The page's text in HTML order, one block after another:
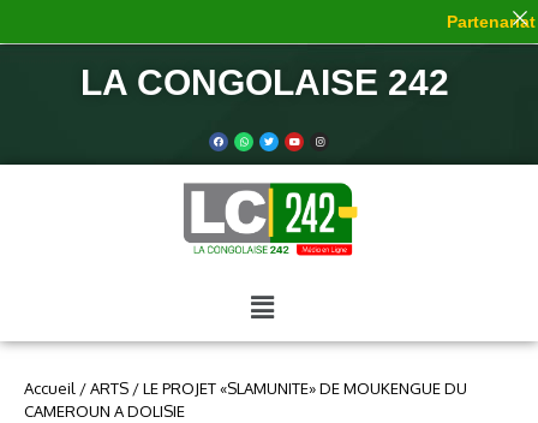
LA CONGOLAISE 242
Accueil /ARTS /LE PROJET «SLAMUNITE» DE MOUKENGUE DU
CAMEROUN A DOLISIE
Partenariat